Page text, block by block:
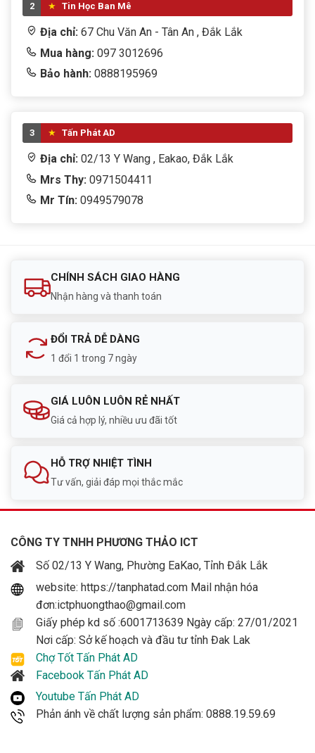
2 Tin Học Ban Mê
Địa chỉ: 67 Chu Văn An - Tân An , Đắk Lắk
Mua hàng: 097 3012696
Bảo hành: 0888195969
3 Tấn Phát AD
Địa chỉ: 02/13 Y Wang , Eakao, Đắk Lắk
Mrs Thy: 0971504411
Mr Tín: 0949579078
CHÍNH SÁCH GIAO HÀNG
Nhận hàng và thanh toán
ĐỔI TRẢ DỄ DÀNG
1 đổi 1 trong 7 ngày
GIÁ LUÔN LUÔN RẺ NHẤT
Giá cả hợp lý, nhiều ưu đãi tốt
HỖ TRỢ NHIỆT TÌNH
Tư vấn, giải đáp mọi thắc mắc
CÔNG TY TNHH PHƯƠNG THẢO ICT
Số 02/13 Y Wang, Phường EaKao, Tỉnh Đắk Lắk
website: https://tanphatad.com Mail nhận hóa
đơn:ictphuongthao@gmail.com
Giấy phép kd số :6001713639 Ngày cấp: 27/01/2021
Nơi cấp: Sở kế hoạch và đầu tư tỉnh Đak Lak
Chợ Tốt Tấn Phát AD
Facebook Tấn Phát AD
Youtube Tấn Phát AD
Phản ánh về chất lượng sản phẩm: 0888.19.59.69